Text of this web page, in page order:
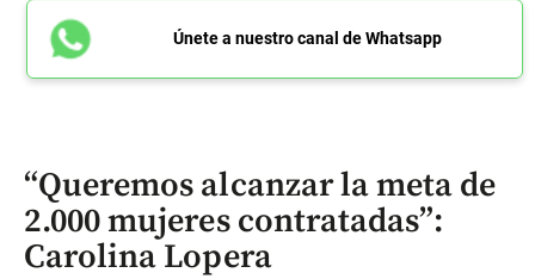
Únete a nuestro canal de Whatsapp
“Queremos alcanzar la meta de
2.000 mujeres contratadas”:
Carolina Lopera